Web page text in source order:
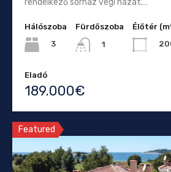
Hálószoba
3
Fürdőszoba
1
Élőtér
Eladó
189.000€
Featured